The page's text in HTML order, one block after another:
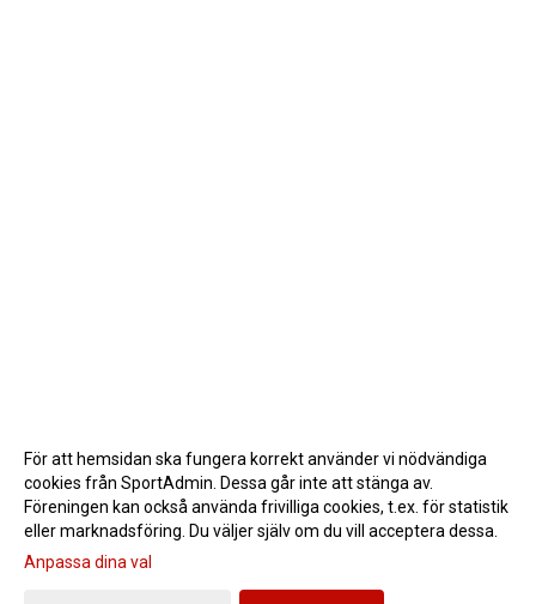
Gå till Webbversion
För att hemsidan ska fungera korrekt använder vi nödvändiga
cookies från SportAdmin. Dessa går inte att stänga av.
Föreningen kan också använda frivilliga cookies, t.ex. för statistik
eller marknadsföring. Du väljer själv om du vill acceptera dessa.
Anpassa dina val